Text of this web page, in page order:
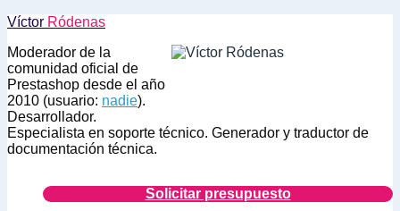
Saltar
contenido
Víctor Ródenas
Moderador de la
comunidad oficial de
Prestashop desde el año
2010 (usuario: nadie).
Desarrollador.
Especialista en soporte técnico. Generador y traductor de
documentación técnica.
Solicitar presupuesto